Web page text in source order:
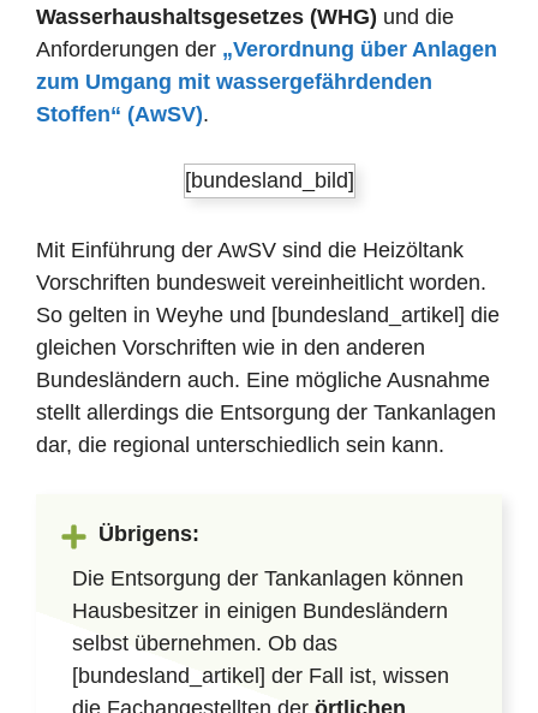
Wasserhaushaltsgesetzes (WHG) und die
Anforderungen der „Verordnung über Anlagen
zum Umgang mit wassergefährdenden
Stoffen“ (AwSV).
[bundesland_bild]
Mit Einführung der AwSV sind die Heizöltank
Vorschriften bundesweit vereinheitlicht worden.
So gelten in Weyhe und [bundesland_artikel] die
gleichen Vorschriften wie in den anderen
Bundesländern auch. Eine mögliche Ausnahme
stellt allerdings die Entsorgung der Tankanlagen
dar, die regional unterschiedlich sein kann.
Übrigens:
Die Entsorgung der Tankanlagen können
Hausbesitzer in einigen Bundesländern
selbst übernehmen. Ob das
[bundesland_artikel] der Fall ist, wissen